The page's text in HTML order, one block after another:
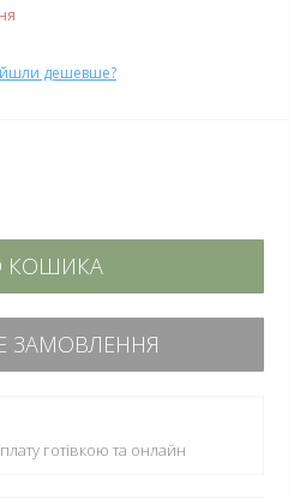
дешевше?
КОШИКА
ЗАМОВЛЕННЯ
готівкою та онлайн